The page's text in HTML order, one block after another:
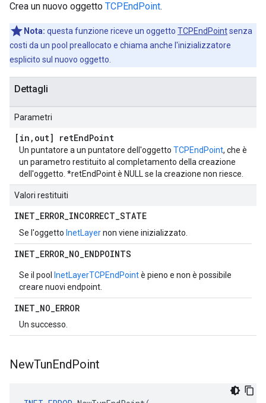
Crea un nuovo oggetto TCPEndPoint.
Nota: questa funzione riceve un oggetto TCPEndPointsenza
costi da un pool preallocato e chiama anche l'inizializzatore
esplicito sul nuovo oggetto.
Dettagli
Parametri
[in , out] retEndPoint
Un puntatore a un puntatore dell'oggetto TCPEndPoint, che è
un parametro restituito al completamento della creazione
dell'oggetto. *retEndPoint è NULL se la creazione non riesce.
Valori restituiti
INET_ERROR_INCORRECT_STATE
Se l'oggetto InetLayernon viene inizializzato.
INET_ERROR_NO_ENDPOINTS
Se il pool InetLayerTCPEndPointè pieno e non è possibile
creare nuovi endpoint.
INET_NO_ERROR
Un successo.
NewTunEndPoint